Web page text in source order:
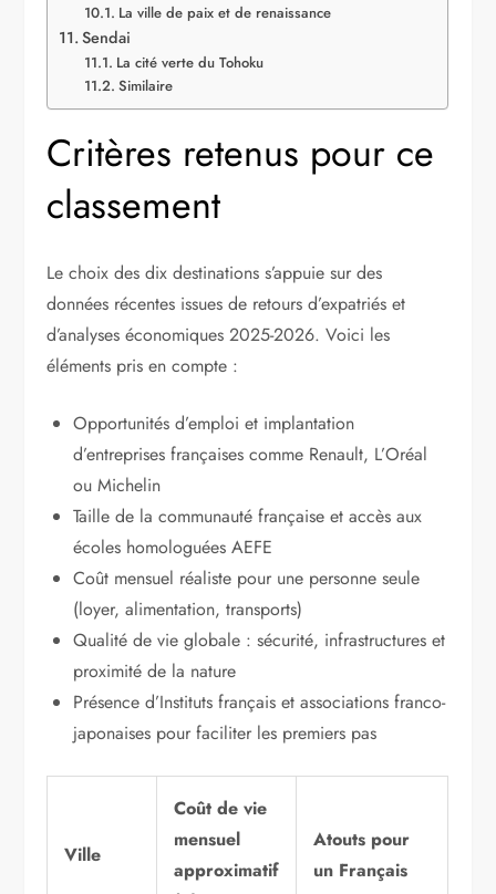
La ville de paix et de renaissance
Sendai
La cité verte du Tohoku
Similaire
Critères retenus pour ce
classement
Le choix des dix destinations s’appuie sur des
données récentes issues de retours d’expatriés et
d’analyses économiques 2025-2026. Voici les
éléments pris en compte :
Opportunités d’emploi et implantation
d’entreprises françaises comme Renault, L’Oréal
ou Michelin
Taille de la communauté française et accès aux
écoles homologuées AEFE
Coût mensuel réaliste pour une personne seule
(loyer, alimentation, transports)
Qualité de vie globale : sécurité, infrastructures et
proximité de la nature
Présence d’Instituts français et associations franco-
japonaises pour faciliter les premiers pas
Ville
Coût de vie
mensuel
approximatif
Atouts pour
un Français